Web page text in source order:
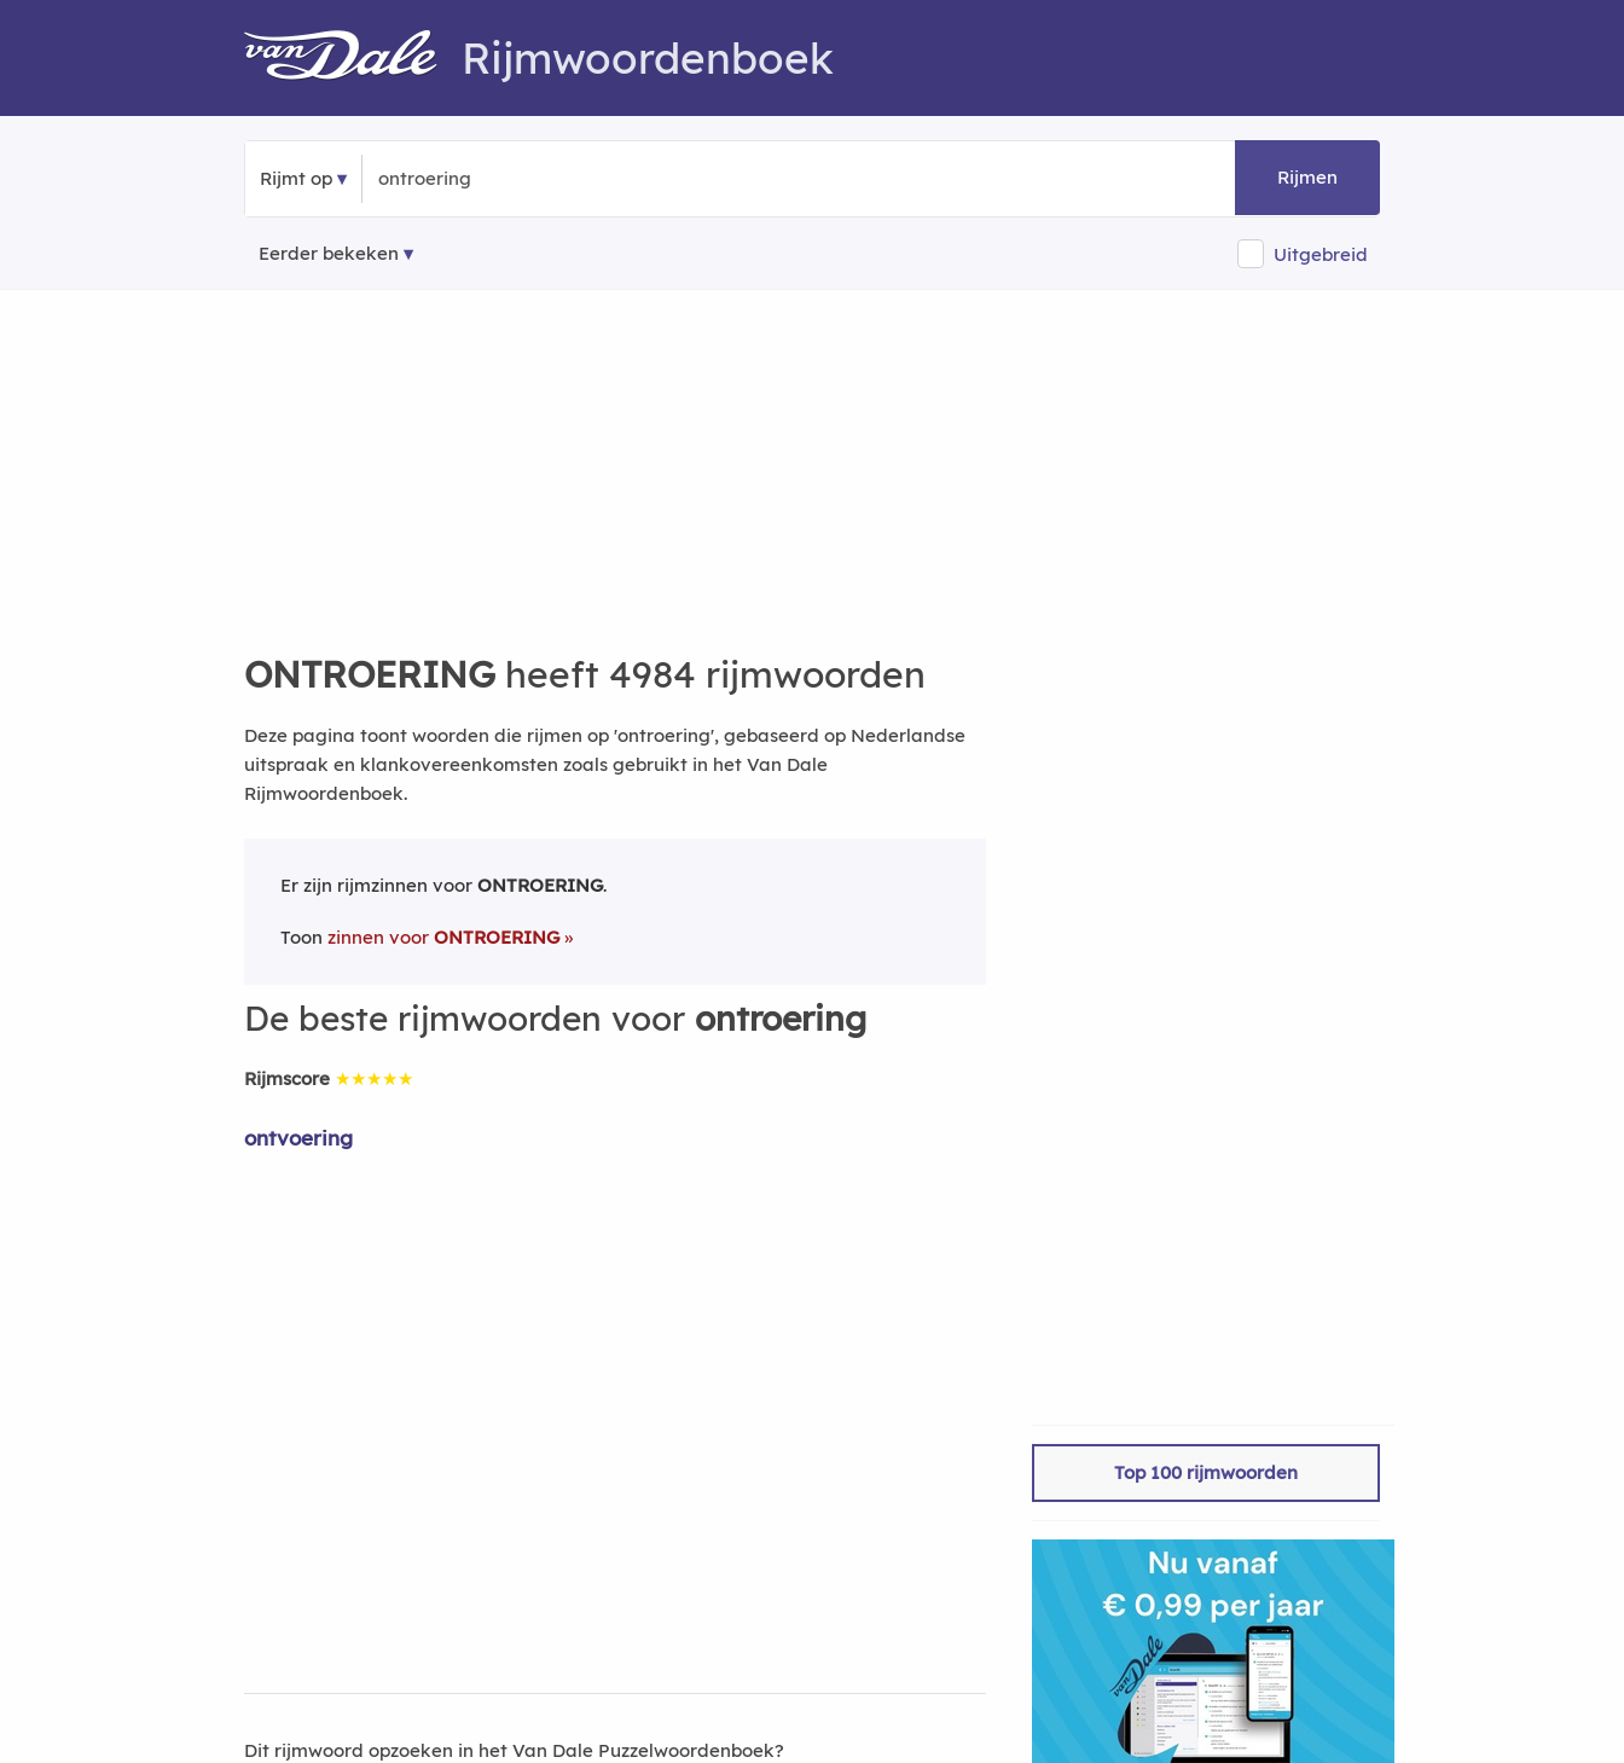
Rijmwoordenboek
Rijmt op Rijmen
Eerder bekeken Uitgebreid
ONTROERING heeft 4984 rijmwoorden
Deze pagina toont woorden die rijmen op 'ontroering', gebaseerd op Nederlandse
uitspraak en klankovereenkomsten zoals gebruikt in het Van Dale
Rijmwoordenboek.
Er zijn rijmzinnen voor ONTROERING.
Toon zinnen voor ONTROERING
De beste rijmwoorden voor ontroering
Rijmscore ★★★★★
ontvoering
Dit rijmwoord opzoeken in het Van Dale Puzzelwoordenboek?
Top 100 rijmwoorden